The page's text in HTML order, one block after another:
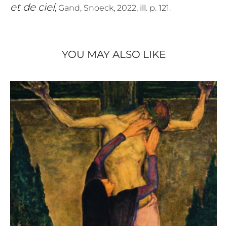
et de ciel, Gand, Snoeck, 2022, ill. p. 121.
YOU MAY ALSO LIKE